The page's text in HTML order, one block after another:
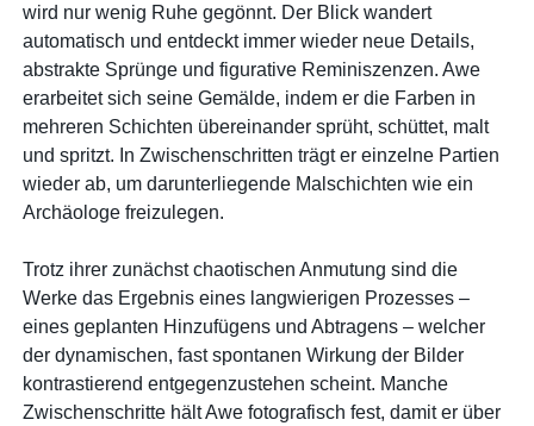
wird nur wenig Ruhe gegönnt. Der Blick wandert
automatisch und entdeckt immer wieder neue Details,
abstrakte Sprünge und figurative Reminiszenzen. Awe
erarbeitet sich seine Gemälde, indem er die Farben in
mehreren Schichten übereinander sprüht, schüttet, malt
und spritzt. In Zwischenschritten trägt er einzelne Partien
wieder ab, um darunterliegende Malschichten wie ein
Archäologe freizulegen.
Trotz ihrer zunächst chaotischen Anmutung sind die
Werke das Ergebnis eines langwierigen Prozesses –
eines geplanten Hinzufügens und Abtragens – welcher
der dynamischen, fast spontanen Wirkung der Bilder
kontrastierend entgegenzustehen scheint. Manche
Zwischenschritte hält Awe fotografisch fest, damit er über